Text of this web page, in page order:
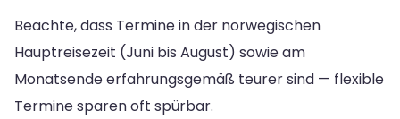
Beachte, dass Termine in der norwegischen
Hauptreisezeit (Juni bis August) sowie am
Monatsende erfahrungsgemäß teurer sind — flexible
Termine sparen oft spürbar.